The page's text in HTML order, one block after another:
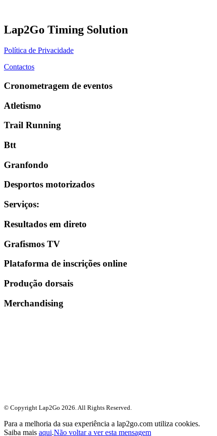
Lap2Go Timing Solution
Política de Privacidade
Contactos
Cronometragem de eventos
Atletismo
Trail Running
Btt
Granfondo
Desportos motorizados
Serviços:
Resultados em direto
Grafismos TV
Plataforma de inscrições online
Produção dorsais
Merchandising
© Copyright Lap2Go 2026. All Rights Reserved.
Para a melhoria da sua experiência a lap2go.com utiliza cookies.
Saiba mais aqui.Não voltar a ver esta mensagem